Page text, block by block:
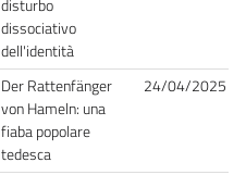
disturbo
dissociativo
dell'identità
Der Rattenfänger
von Hameln: una
fiaba popolare
tedesca
24/04/2025